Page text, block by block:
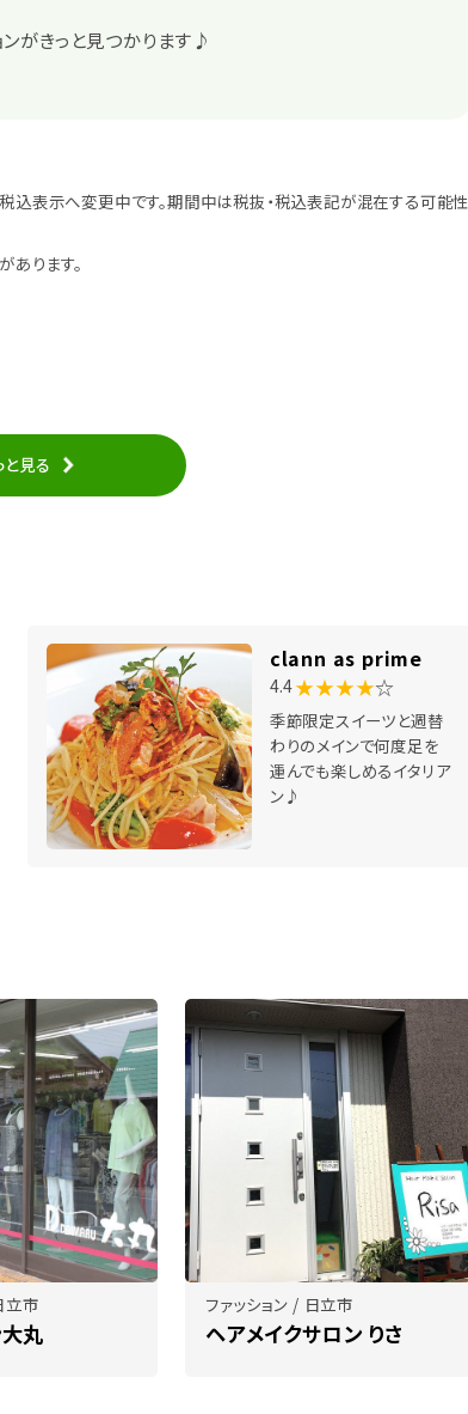
ンがきっと見つかります♪
表示へ変更中です。期間中は税抜・税込表記が混在する可能性
ります。
と見る
clann as prime
4.4★★★★☆
季節限定スイーツと週替
わりのメインで何度足を
運んでも楽しめるイタリア
ン♪
立市
丸
ファッション / 日立市
ヘアメイクサロン りさ